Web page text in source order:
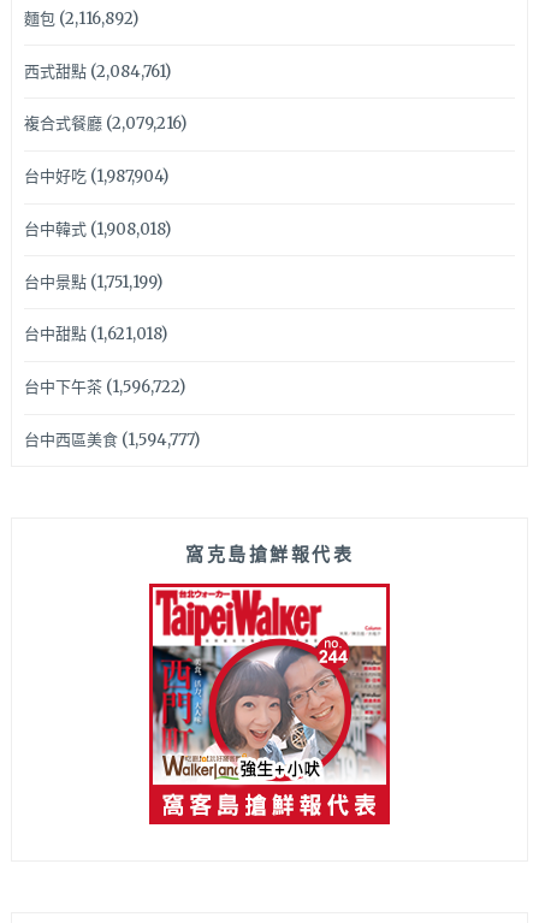
麵包(2,116,892)
西式甜點(2,084,761)
複合式餐廳(2,079,216)
台中好吃(1,987,904)
台中韓式(1,908,018)
台中景點(1,751,199)
台中甜點(1,621,018)
台中下午茶(1,596,722)
台中西區美食(1,594,777)
窩克島搶鮮報代表